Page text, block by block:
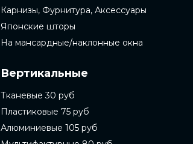
Карнизы, Фурнитура, Аксессуары
Японские шторы
На мансардные/наклонные окна
Вертикальные
Тканевые 30 руб
Пластиковые 75 руб
Алюминиевые 105 руб